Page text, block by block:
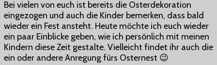
mit
Kindern
kreativ
gestalten
–
DIY
Bei vielen von euch ist bereits die Osterdekoration
eingezogen und auch die Kinder bemerken, dass bald
wieder ein Fest ansteht. Heute möchte ich euch wieder
ein paar Einblicke geben, wie ich persönlich mit meinen
Kindern diese Zeit gestalte. Vielleicht findet ihr auch die
ein oder andere Anregung fürs Osternest 😉